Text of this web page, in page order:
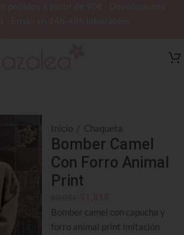
- Envío en 24h-48h laborables
Inicio / Chaqueta
Bomber Camel
Con Forro Animal
Print
Bomber camel con capucha y
forro animal print imitación